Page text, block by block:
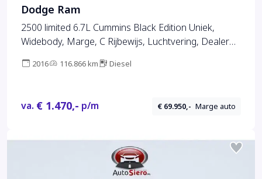
Dodge Ram
2500 limited 6.7L Cummins Black Edition Uniek,
Widebody, Marge, C Rijbewijs, Luchtvering, Dealer
2016 116.866 km Diesel
va. € 1.470,- p/m € 69.950,- Marge auto